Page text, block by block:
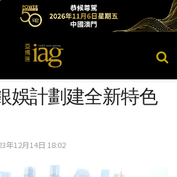
娛計劃建全新特色
年12月14日 18:02